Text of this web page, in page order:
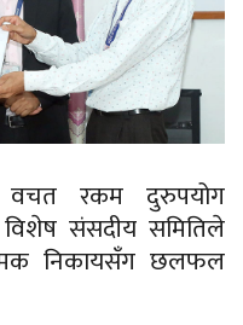
वचत रकम दुरुपयोग
संसदीय समितिले
निकायसँग छलफल